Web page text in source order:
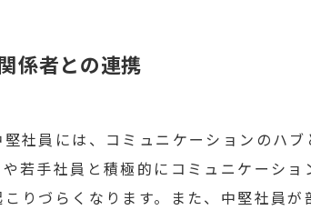
係者との連携
社員には、コミュニケーションのハ
若手社員と積極的にコミュニケーシ
りづらくなります。また、中堅社員